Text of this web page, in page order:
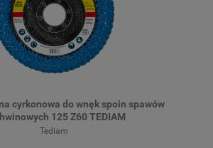
cyrkonowa do wnęk spoin spawów
125 Z60 TEDIAM
Tediam